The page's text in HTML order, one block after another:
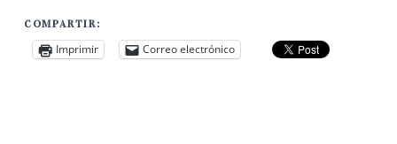
COMPARTIR:
Imprimir Correo electrónico